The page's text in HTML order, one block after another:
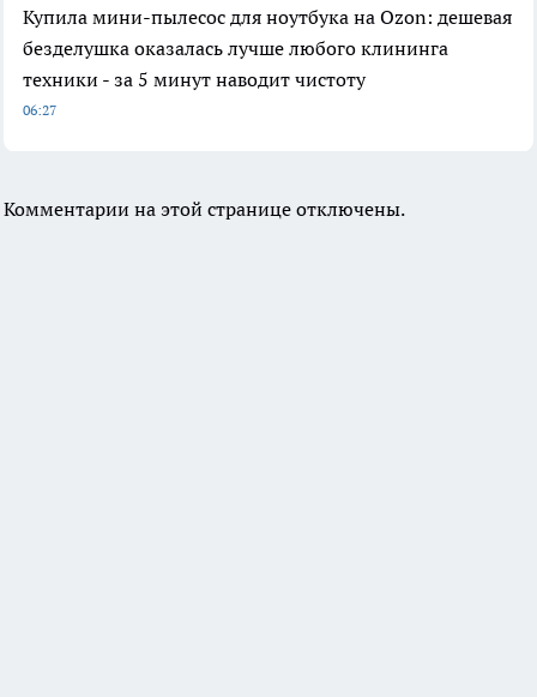
Купила мини-пылесос для ноутбука на Ozon: дешевая
безделушка оказалась лучше любого клининга
техники - за 5 минут наводит чистоту
06:27
Комментарии на этой странице отключены.